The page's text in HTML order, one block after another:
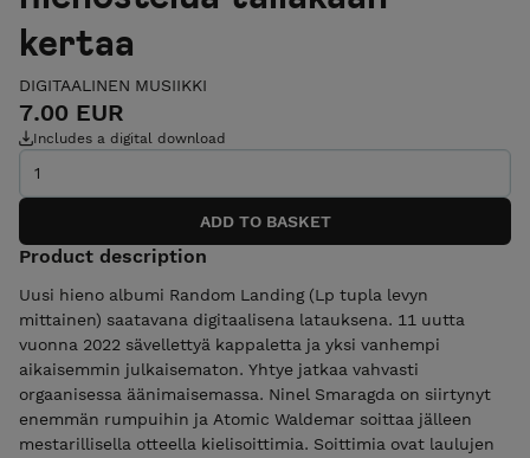
kertaa
DIGITAALINEN MUSIIKKI
7.00 EUR
Includes a digital download
Product description
Uusi hieno albumi Random Landing (Lp tupla levyn
mittainen) saatavana digitaalisena latauksena. 11 uutta
vuonna 2022 sävellettyä kappaletta ja yksi vanhempi
aikaisemmin julkaisematon. Yhtye jatkaa vahvasti
orgaanisessa äänimaisemassa. Ninel Smaragda on siirtynyt
enemmän rumpuihin ja Atomic Waldemar soittaa jälleen
mestarillisella otteella kielisoittimia. Soittimia ovat laulujen